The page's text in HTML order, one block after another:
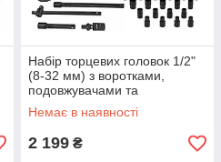
Набір торцевих головок 1/2"
(8-32 мм) з воротками,
подовжувачами та
приладдям 26 ел. Vorfal
V08126_1
Немає в наявності
2 199 ₴